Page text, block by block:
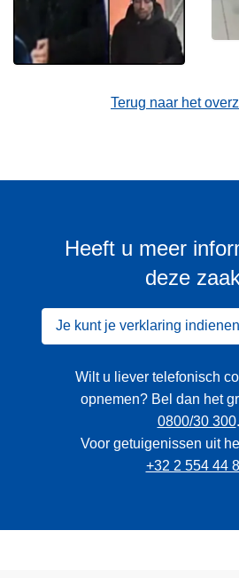
Terug naar het
Heeft u meer
deze
Je kunt je verklaring
Wilt u liever telefonisch
opnemen? Bel dan het
0800/30 300.
Voor getuigenissen uit
+32 2 554 44